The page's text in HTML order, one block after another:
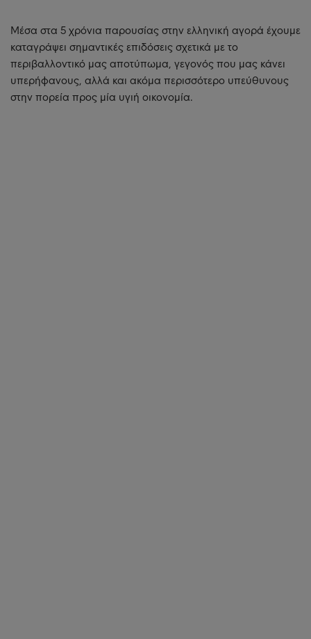
Μέσα στα 5 χρόνια παρουσίας στην ελληνική αγορά έχουμε
καταγράψει σημαντικές επιδόσεις σχετικά με το
περιβαλλοντικό μας αποτύπωμα, γεγονός που μας κάνει
υπερήφανους, αλλά και ακόμα περισσότερο υπεύθυνους
στην πορεία προς μία υγιή οικονομία.